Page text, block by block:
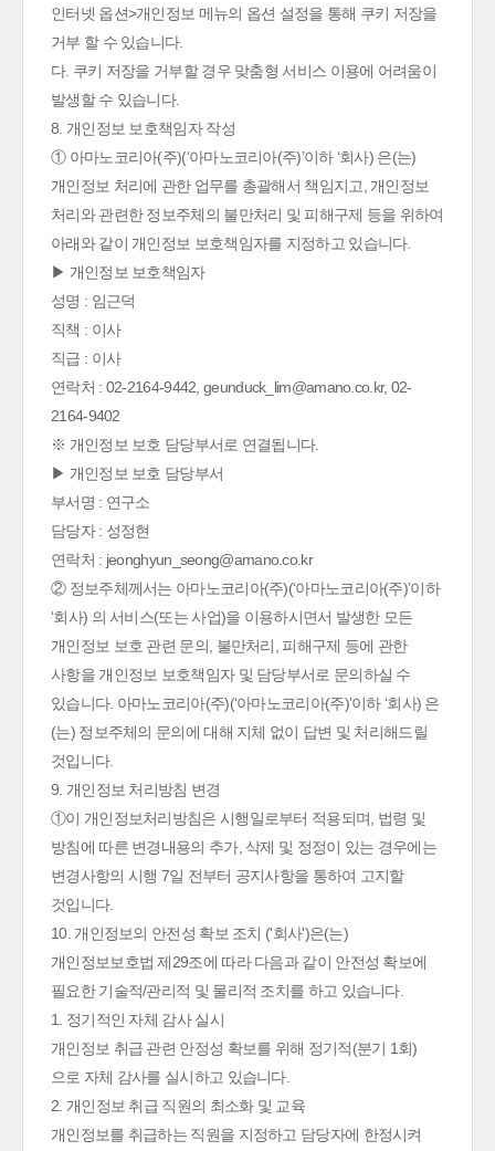
인터넷 옵션>개인정보 메뉴의 옵션 설정을 통해 쿠키 저장을
거부 할 수 있습니다.
다. 쿠키 저장을 거부할 경우 맞춤형 서비스 이용에 어려움이
발생할 수 있습니다.
8. 개인정보 보호책임자 작성
① 아마노코리아(주)(‘아마노코리아(주)’이하 ‘회사) 은(는)
개인정보 처리에 관한 업무를 총괄해서 책임지고, 개인정보
처리와 관련한 정보주체의 불만처리 및 피해구제 등을 위하여
아래와 같이 개인정보 보호책임자를 지정하고 있습니다.
▶ 개인정보 보호책임자
성명 : 임근덕
직책 : 이사
직급 : 이사
연락처 : 02-2164-9442, geunduck_lim@amano.co.kr, 02-
2164-9402
※ 개인정보 보호 담당부서로 연결됩니다.
▶ 개인정보 보호 담당부서
부서명 : 연구소
담당자 : 성정현
연락처 : jeonghyun_seong@amano.co.kr
② 정보주체께서는 아마노코리아(주)(‘아마노코리아(주)’이하
‘회사) 의 서비스(또는 사업)을 이용하시면서 발생한 모든
개인정보 보호 관련 문의, 불만처리, 피해구제 등에 관한
사항을 개인정보 보호책임자 및 담당부서로 문의하실 수
있습니다. 아마노코리아(주)(‘아마노코리아(주)’이하 ‘회사) 은
(는) 정보주체의 문의에 대해 지체 없이 답변 및 처리해드릴
것입니다.
9. 개인정보 처리방침 변경
①이 개인정보처리방침은 시행일로부터 적용되며, 법령 및
방침에 따른 변경내용의 추가, 삭제 및 정정이 있는 경우에는
변경사항의 시행 7일 전부터 공지사항을 통하여 고지할
것입니다.
10. 개인정보의 안전성 확보 조치 ('회사')은(는)
개인정보보호법 제29조에 따라 다음과 같이 안전성 확보에
필요한 기술적/관리적 및 물리적 조치를 하고 있습니다.
1. 정기적인 자체 감사 실시
개인정보 취급 관련 안정성 확보를 위해 정기적(분기 1회)
으로 자체 감사를 실시하고 있습니다.
2. 개인정보 취급 직원의 최소화 및 교육
개인정보를 취급하는 직원을 지정하고 담당자에 한정시켜